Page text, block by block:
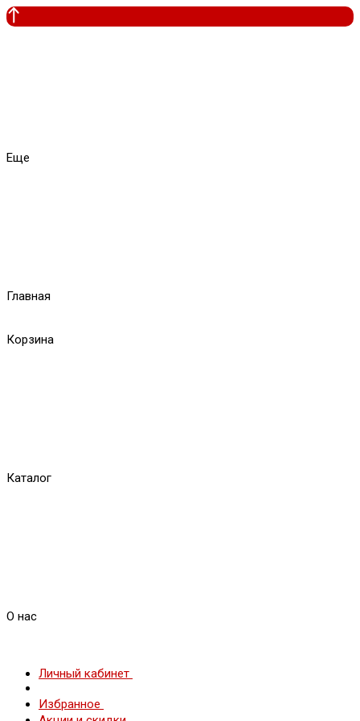
Еще
Главная
Корзина
Каталог
О нас
Личный кабинет
Избранное